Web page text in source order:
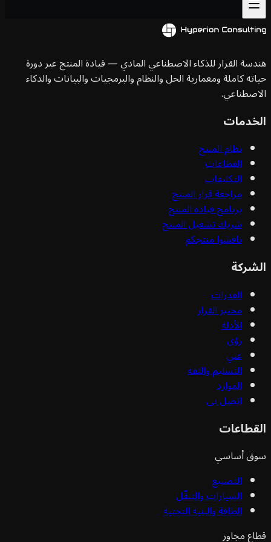
القرار للذكاء الاصطناعي المادي — قيادة المنتج عبر دورة
كاملة ومعمارية الحل والنظام والبرمجيات والبيانات والذكاء
نظام المنتج
القطاعات
التكليفات
مراجعة قرار المنتج
برنامج قيادة المنتج
شريك تشغيل المنتج
ناقشوا منتجكم
القدرات
مختبر القرار
الأدلة
رؤى
عني
التسليم والثقة
الموارد
اتصل بي
أساسي
التصنيع
السيارات والتنقّل
الطاقة والبنية التحتية
مجاور